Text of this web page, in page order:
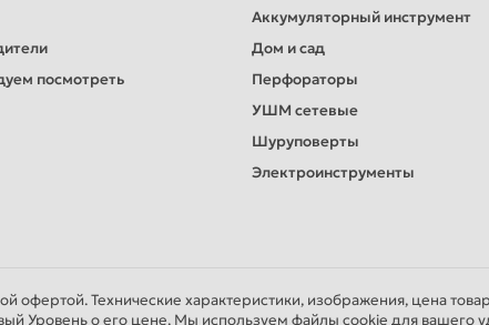
посмотреть
Аккумуляторный инструмент
Дом и сад
Перфораторы
УШМ сетевые
Шуруповерты
Электроинструменты
офертой. Технические характеристики, изображения, цена
Уровень о его цене. Мы используем файлы cookie для вашего